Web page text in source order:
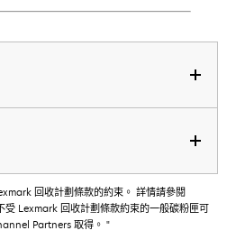
回收計劃條款的約束。 詳情請參閱
Lexmark 回收計劃條款約束的一般碳粉匣可
Partners 取得。 "